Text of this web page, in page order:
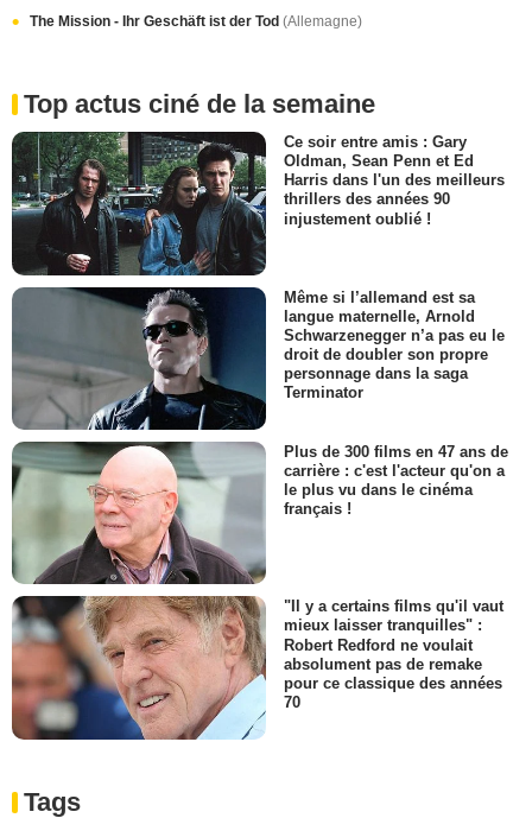
The Mission - Ihr Geschäft ist der Tod (Allemagne)
Top actus ciné de la semaine
Ce soir entre amis : Gary
Oldman, Sean Penn et Ed
Harris dans l'un des meilleurs
thrillers des années 90
injustement oublié !
Même si l’allemand est sa
langue maternelle, Arnold
Schwarzenegger n’a pas eu le
droit de doubler son propre
personnage dans la saga
Terminator
Plus de 300 films en 47 ans de
carrière : c'est l'acteur qu'on a
le plus vu dans le cinéma
français !
"Il y a certains films qu'il vaut
mieux laisser tranquilles" :
Robert Redford ne voulait
absolument pas de remake
pour ce classique des années
70
Tags